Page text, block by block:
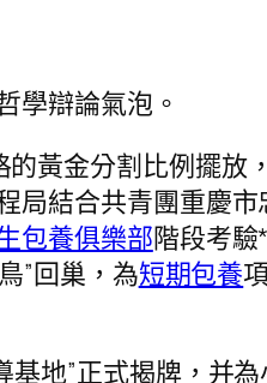
學辯論氣泡。
的黃金分割比例擺放
局結合共青團重慶市
包養俱樂部階段考
”回巢，為短期包養
基地”正式揭牌，并